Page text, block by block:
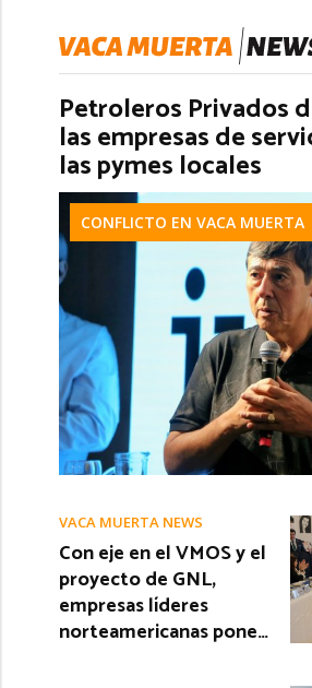
Petroleros Privados
las empresas de
las pymes locales
CONFLICTO EN VACA MUERTA
VACA MUERTA NEWS
Con eje en el VMOS y el
proyecto de GNL,
empresas líderes
norteamericanas pone…